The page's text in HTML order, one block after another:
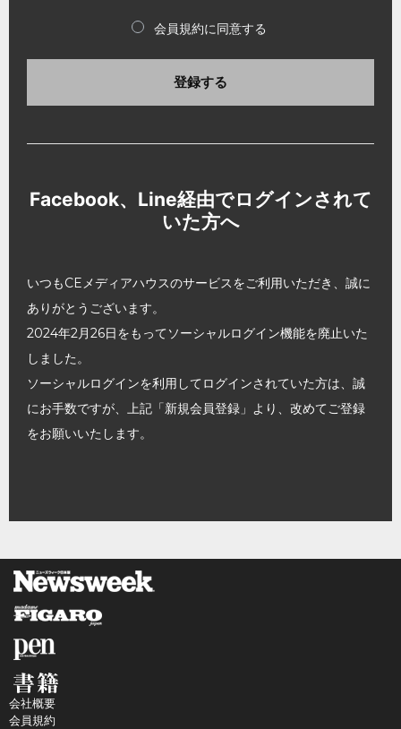
会員規約に同意する
登録する
Facebook、Line経由でログインされて
いた方へ
いつもCEメディアハウスのサービスをご利用いただき、誠に
ありがとうございます。
2024年2月26日をもってソーシャルログイン機能を廃止いた
しました。
ソーシャルログインを利用してログインされていた方は、誠
にお手数ですが、上記「新規会員登録」より、改めてご登録
をお願いいたします。
会社概要
会員規約